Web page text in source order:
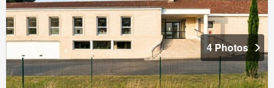
4 Photos